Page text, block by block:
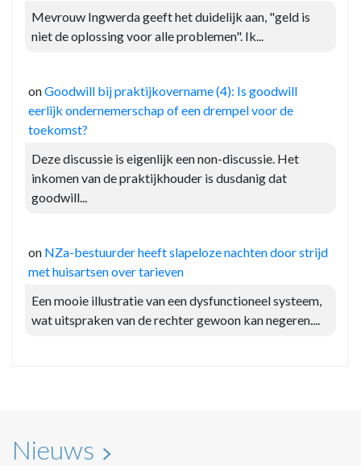
Mevrouw Ingwerda geeft het duidelijk aan, "geld is
niet de oplossing voor alle problemen". Ik...
onGoodwill bij praktijkovername (4): Is goodwill
eerlijk ondernemerschap of een drempel voor de
toekomst?
Deze discussie is eigenlijk een non-discussie. Het
inkomen van de praktijkhouder is dusdanig dat
goodwill...
on NZa-bestuurder heeft slapeloze nachten door strijd
met huisartsen over tarieven
Een mooie illustratie van een dysfunctioneel systeem,
wat uitspraken van de rechter gewoon kan negeren....
Nieuws